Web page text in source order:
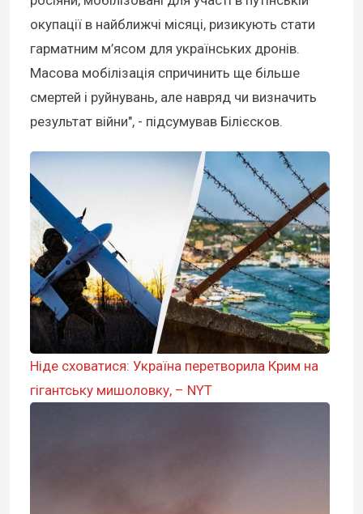
окупації в найближчі місяці, ризикують стати
гарматним м’ясом для українських дронів.
Масова мобілізація спричинить ще більше
смертей і руйнувань, але навряд чи визначить
результат війни", - підсумував Білієсков.
Ніде сховатися: Україна перетворила Крим на
гігантську мишоловку, – NYT